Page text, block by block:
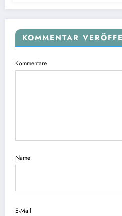
KOMMENTAR
Kommentare
Name
E-Mail